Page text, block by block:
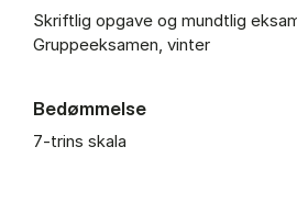
Skriftlig opgave og mundtlig
Gruppeeksamen, vinter
Bedømmelse
7-trins skala